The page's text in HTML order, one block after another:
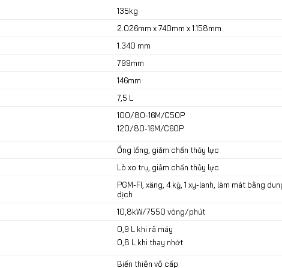
thân
135kg
2.026mm x 740mm x 1.158mm
1.340 mm
799mm
146mm
7,5 L
100/80-16M/C50P
120/80-16M/C60P
Ống lồng, giảm chấn thủy lực
Lò xo trụ, giảm chấn thủy lực
PGM-FI, xăng, 4 kỳ, 1 xy-lanh, làm mát bằng
dịch
10,8kW/7550 vòng/phút
0,9 L khi rã máy
0,8 L khi thay nhớt
Biến thiên vô cấp